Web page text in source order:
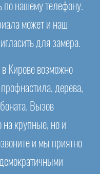
по нашему телефону.
может и наш
для замера.
Кирове возможно
дерева,
Вызов
на крупные, но и
и мы приятно